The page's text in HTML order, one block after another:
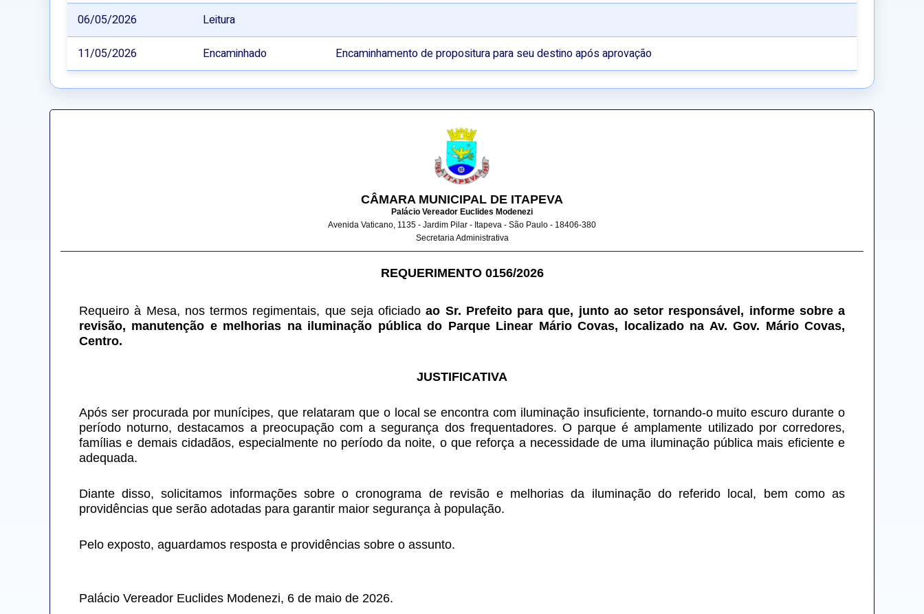
06/05/2026 Leitura
11/05/2026 Encaminhado Encaminhamento de propositura para seu destino após aprovação
CÂMARA MUNICIPAL DE ITAPEVA
Palácio Vereador Euclides Modenezi
Avenida Vaticano, 1135 - Jardim Pilar - Itapeva - São Paulo - 18406-380
Secretaria Administrativa
REQUERIMENTO 0156/2026
Requeiro à Mesa, nos termos regimentais, que seja oficiado ao Sr. Prefeito para que, junto ao setor responsável, informe sobre a
revisão, manutenção e melhorias na iluminação pública do Parque Linear Mário Covas, localizado na Av. Gov. Mário Covas,
Centro.
JUSTIFICATIVA
Após ser procurada por munícipes, que relataram que o local se encontra com iluminação insuficiente, tornando-o muito escuro durante o
período noturno, destacamos a preocupação com a segurança dos frequentadores. O parque é amplamente utilizado por corredores,
famílias e demais cidadãos, especialmente no período da noite, o que reforça a necessidade de uma iluminação pública mais eficiente e
adequada.
Diante disso, solicitamos informações sobre o cronograma de revisão e melhorias da iluminação do referido local, bem como as
providências que serão adotadas para garantir maior segurança à população.
Pelo exposto, aguardamos resposta e providências sobre o assunto.
Palácio Vereador Euclides Modenezi, 6 de maio de 2026.